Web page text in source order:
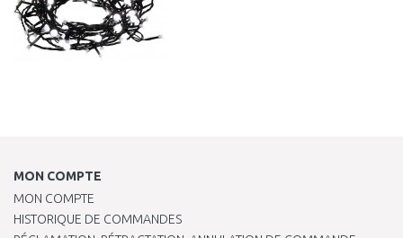
MON COMPTE
MON COMPTE
HISTORIQUE DE COMMANDES